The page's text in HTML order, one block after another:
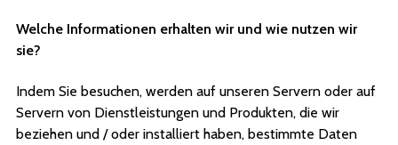
Welche Informationen erhalten wir und wie nutzen wir
sie?
Indem Sie besuchen, werden auf unseren Servern oder auf
Servern von Dienstleistungen und Produkten, die wir
beziehen und / oder installiert haben, bestimmte Daten